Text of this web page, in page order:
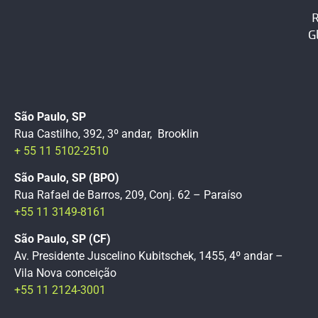
São Paulo, SP
Rua Castilho, 392, 3º andar, Brooklin
+ 55 11 5102-2510
São Paulo, SP (BPO)
Rua Rafael de Barros, 209, Conj. 62 – Paraíso
+55 11 3149-8161
São Paulo, SP (CF)
Av. Presidente Juscelino Kubitschek, 1455, 4º andar –
Vila Nova conceição
+55 11 2124-3001